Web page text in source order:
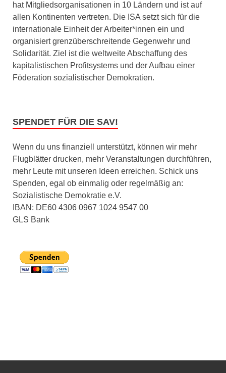
hat Mitgliedsorganisationen in 10 Ländern und ist auf
allen Kontinenten vertreten. Die ISA setzt sich für die
internationale Einheit der Arbeiter*innen ein und
organisiert grenzüberschreitende Gegenwehr und
Solidarität. Ziel ist die weltweite Abschaffung des
kapitalistischen Profitsystems und der Aufbau einer
Föderation sozialistischer Demokratien.
SPENDET FÜR DIE SAV!
Wenn du uns finanziell unterstützt, können wir mehr
Flugblätter drucken, mehr Veranstaltungen durchführen,
mehr Leute mit unseren Ideen erreichen. Schick uns
Spenden, egal ob einmalig oder regelmäßig an:
Sozialistische Demokratie e.V.
IBAN: DE60 4306 0967 1024 9547 00
GLS Bank